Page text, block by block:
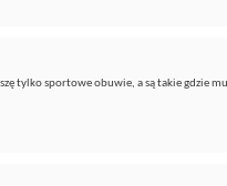
tylko sportowe obuwie, a są takie gdzie